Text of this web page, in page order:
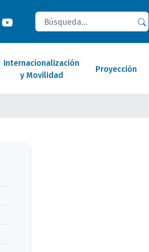
Buscar
Internacionalización
y Movilidad
Proyección